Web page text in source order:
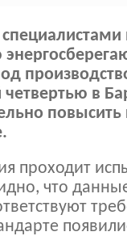
в
повысить
проходит
что